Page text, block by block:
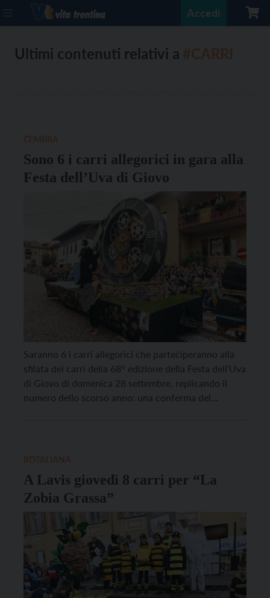
Accedi
Ultimi contenuti relativi a
Sono 6 i carri allegorici in gara alla
Festa dell’Uva di Giovo
Saranno 6 i carri allegorici che parteciperanno alla
sfilata dei carri della 68° edizione della Festa dell’Uva
di Giovo di domenica 28 settembre, replicando il
numero dello scorso anno: una conferma del
A Lavis giovedì 8 carri per “La
Zobia Grassa”